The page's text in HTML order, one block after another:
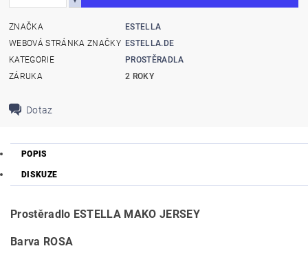
ZNAČKA
ESTELLA
WEBOVÁ STRÁNKA ZNAČKY ESTELLA.DE
KATEGORIE
PROSTĚRADLA
ZÁRUKA
2 ROKY
Dotaz
POPIS
DISKUZE
Prostěradlo ESTELLA MAKO JERSEY
Barva ROSA